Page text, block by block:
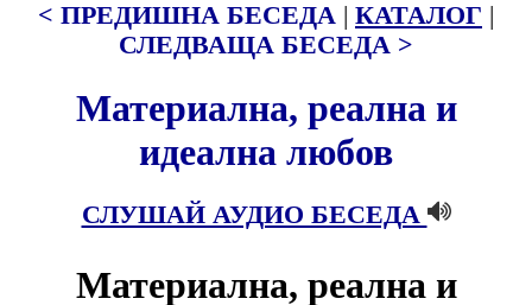
< ПРЕДИШНА БЕСЕДА | КАТАЛОГ |
СЛЕДВАЩА БЕСЕДА >
Материална, реална и
идеална любов
СЛУШАЙ АУДИО БЕСЕДА
Материална, реална и